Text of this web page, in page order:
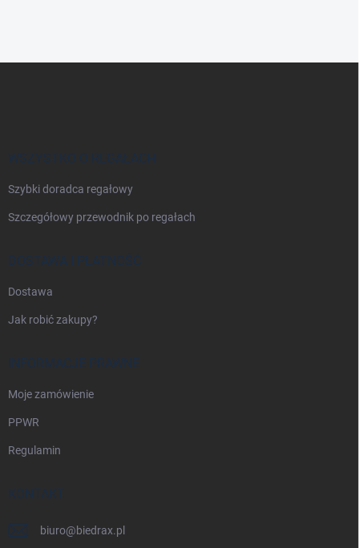
WSZYSTKO O REGAŁACH
Szybki doradca regałowy
Szczegółowy przewodnik po regałach
DOSTAWA I PŁATNOŚĆ
Dostawa
Jak robić zakupy?
INFORMACJE PRAWNE
Moje zamówienie
PPWR
Regulamin
KONTAKT
biuro@biedrax.pl